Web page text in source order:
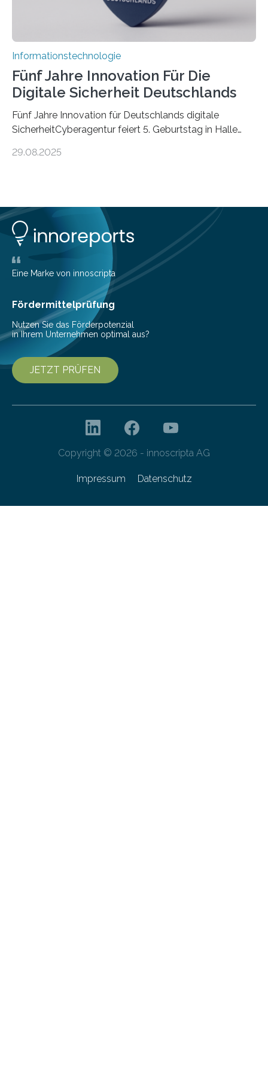
Informationstechnologie
Fünf Jahre Innovation Für Die
Digitale Sicherheit Deutschlands
Fünf Jahre Innovation für Deutschlands digitale
SicherheitCyberagentur feiert 5. Geburtstag in Halle
ErfolgeDie Agentur für Innovation in der
Forschungsarbeit, politischen Grußworten und der
feierlichen Preisverleihung des Ideenwettbewerbs
HAL2025 wurde das Jubiläum zu einem Zeichen für
Deutschlands digitale Souveränität von übermorgen.
Mit einer festlichen Veranstaltung beging die
Cyberagentur ihren 5. Geburtstag. Zahlreiche Gäste…
29.08.2025
Eine Marke von innoscripta
Fördermittelprüfung
Nutzen Sie das Förderpotenzial
in Ihrem Unternehmen optimal aus?
JETZT PRÜFEN
Copyright © 2026 - innoscripta AG
Impressum Datenschutz